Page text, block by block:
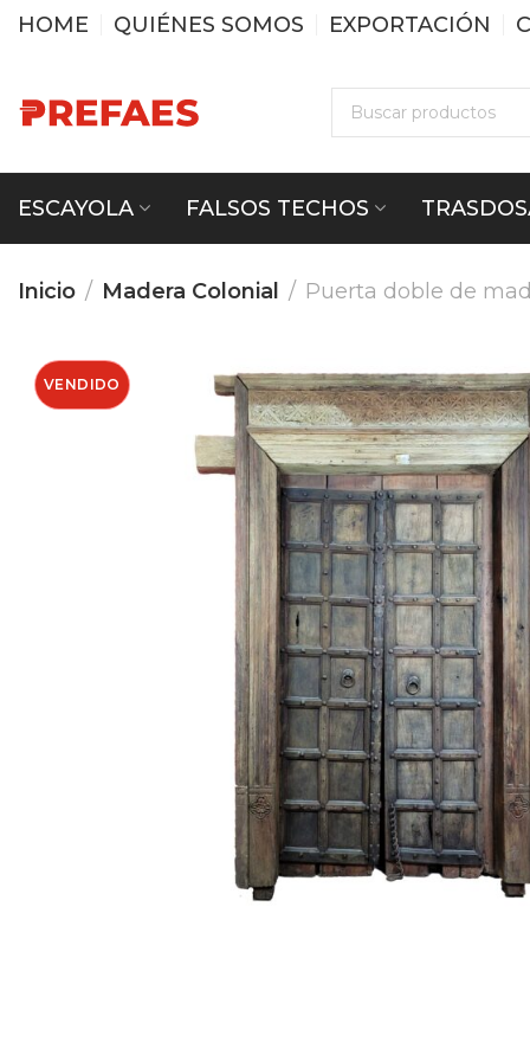
HOME QUIÉNES SOMOS EXPORTACIÓN
ESCAYOLA FALSOS TECHOS
Inicio Madera Colonial Puerta doble de
VENDIDO